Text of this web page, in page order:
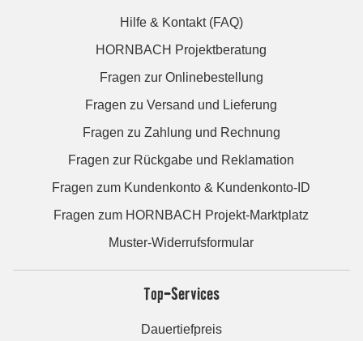
Hilfe & Kontakt (FAQ)
HORNBACH Projektberatung
Fragen zur Onlinebestellung
Fragen zu Versand und Lieferung
Fragen zu Zahlung und Rechnung
Fragen zur Rückgabe und Reklamation
Fragen zum Kundenkonto & Kundenkonto-ID
Fragen zum HORNBACH Projekt-Marktplatz
Muster-Widerrufsformular
Top-Services
Dauertiefpreis